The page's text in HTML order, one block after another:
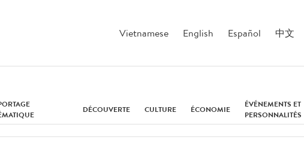
Vietnamese English Español 中文
DÉCOUVERTE CULTURE ÉCONOMIE
ÉVÉNEMENTS ET
PERSONNALITÉS